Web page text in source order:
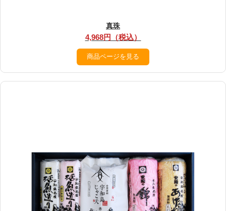
真珠
4,968円（税込）
商品ページを見る